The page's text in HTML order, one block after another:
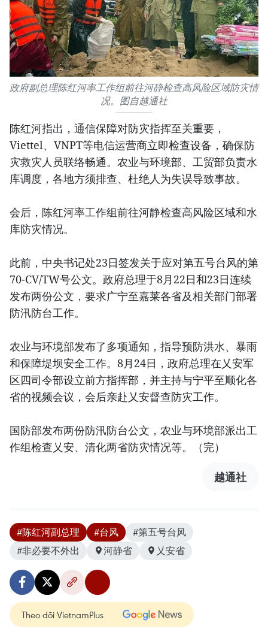
政府副总理陈红河率工作组前往河静检查高风险区域防灾情
况。图自越通社
陈红河指出，通信保障对防灾指挥至关重要，
Viettel、VNPT等电信运营商立即检查设备，确保防
灾救灾人员联络畅通。农业与环境部、工贸部负责水
库调度，各地方须排查、杜绝人为失误导致事故。
会后，陈红河率工作组前往河静检查高风险区域和水
库防灾情况。
此前，中央书记处23日签发关于应对第五号台风的第
70-CV/TW号公文。政府总理于8月22日和23日连续
发布两份公文，要求广宁至嘉莱各省及相关部门部署
防汛防台工作。
农业与环境部发布了多项通知，指导预防洪水、暴雨
和保障堤坝安全工作。8月24日，政府总理在乂安军
区四司令部设立前方指挥部，并主持与宁平至顺化各
省的视频会议，会后亲赴乂安督查防灾工作。
国防部发布两份防汛防台公文，农业与环境部派出工
作组检查乂安、清化两省防灾情况等。（完）
越通社
#陈红河副总理 #台风
#第五号台风
#非必要不外出
河静省 乂安省
Theo dõi VietnamPlus